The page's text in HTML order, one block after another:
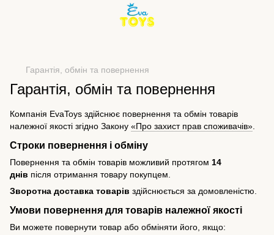
Гарантія, обмін та повернення
Гарантія, обмін та повернення
Компанія EvaToys здійснює повернення та обмін товарів
належної якості згідно Закону «Про захист прав споживачів»
Строки повернення і обміну
Повернення та обмін товарів можливий протягом 14
днів після отримання товару покупцем.
Зворотна доставка товарів здійснюється за домовленістю.
Умови повернення для товарів належної якості
Ви можете повернути товар або обміняти його, якщо: